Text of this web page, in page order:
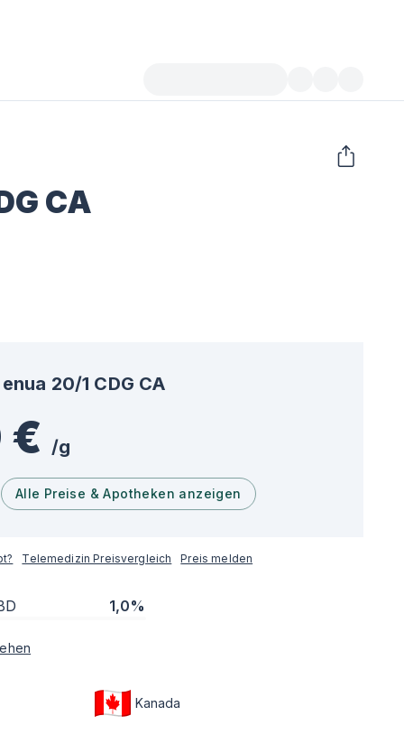
CA
enua 20/1 CDG CA
€ /g
Alle Preise & Apotheken anzeigen
Telemedizin Preisvergleich Preis melden
1,0%
Kanada